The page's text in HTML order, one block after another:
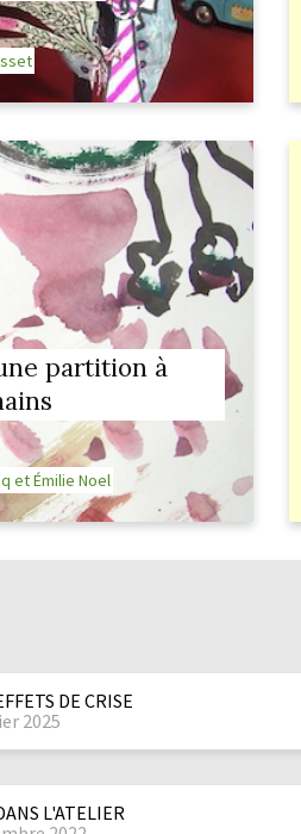
partition à
et Émilie Noel
DE CRISE
2025
L'ATELIER